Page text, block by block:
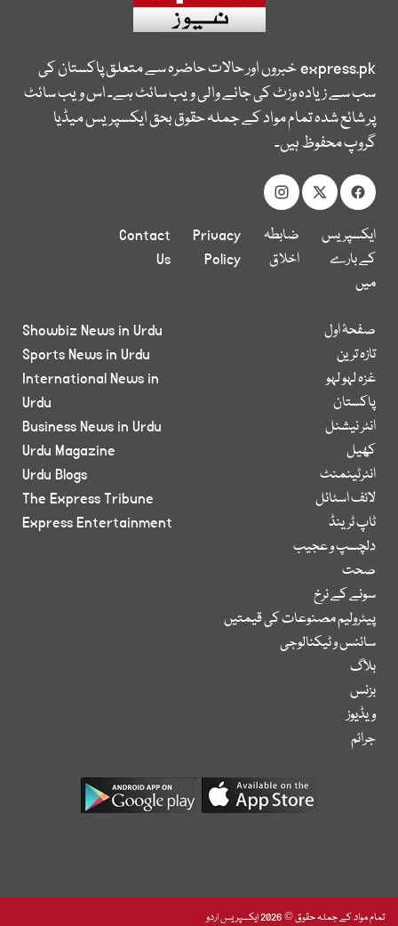
express.pkخبروں اور حالات حاضرہ سے متعلق پاکستان کی
سب سے زیادہ وزٹ کی جانے والی ویب سائٹ ہے۔ اس ویب سائٹ
پر شائع شدہ تمام مواد کے جملہ حقوق بحق ایکسپریس میڈیا
گروپ محفوظ ہیں۔
ایکسپریس
کے بارے
میں
ضابطہ
اخلاق
Privacy
Policy
Contact
Us
صفحۂ اول
تازہ ترین
غزہ لہو لہو
پاکستان
انٹر نیشنل
کھیل
انٹرٹینمنٹ
لائف اسٹائل
ٹاپ ٹرینڈ
دلچسپ و عجیب
صحت
سونے کے نرخ
پیٹرولیم مصنوعات کی قیمتیں
سائنس و ٹیکنالوجی
بلاگ
بزنس
ویڈیوز
جرائم
Showbiz News in Urdu
Sports News in Urdu
International News in
Urdu
Business News in Urdu
Urdu Magazine
Urdu Blogs
The Express Tribune
Express Entertainment
تمام مواد کے جملہ حقوق © 2026 ایکسپریس اردو